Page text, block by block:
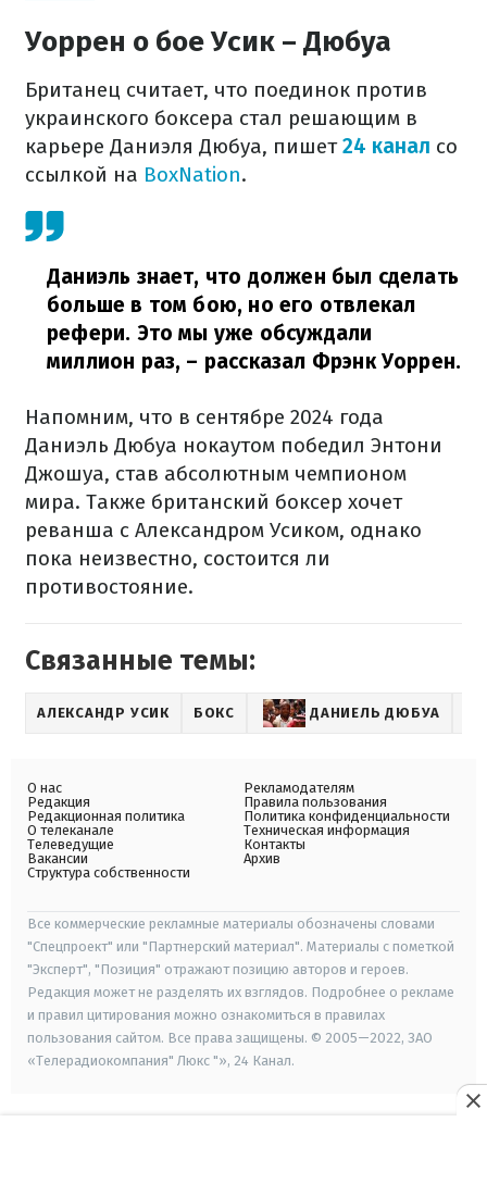
Уоррен о бое Усик – Дюбуа
Британец считает, что поединок против
украинского боксера стал решающим в
карьере Даниэля Дюбуа, пишет24 канал со
ссылкой на BoxNation.
Даниэль знает, что должен был сделать
больше в том бою, но его отвлекал
рефери. Это мы уже обсуждали
миллион раз, – рассказал Фрэнк Уоррен.
Напомним, что в сентябре 2024 года
Даниэль Дюбуа нокаутом победил Энтони
Джошуа, став абсолютным чемпионом
мира. Также британский боксер хочет
реванша с Александром Усиком, однако
пока неизвестно, состоится ли
противостояние.
Связанные темы:
АЛЕКСАНДР УСИК БОКС ДАНИЕЛЬ ДЮБУА
О нас
Редакция
Редакционная политика
О телеканале
Телеведущие
Вакансии
Структура собственности
Рекламодателям
Правила пользования
Политика конфиденциальности
Техническая информация
Контакты
Архив
Все коммерческие рекламные материалы обозначены словами
"Спецпроект" или "Партнерский материал". Материалы с пометкой
"Эксперт", "Позиция" отражают позицию авторов и героев.
Редакция может не разделять их взглядов. Подробнее о рекламе
и правил цитирования можно ознакомиться в правилах
пользования сайтом. Все права защищены. © 2005—2022, ЗАО
«Телерадиокомпания" Люкс "», 24 Канал.